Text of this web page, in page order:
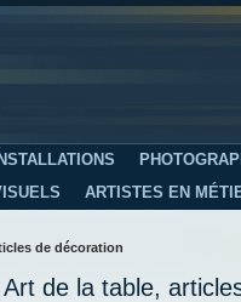
INSTALLATIONS
ARTISTES EN
de décoration
Art de la table,